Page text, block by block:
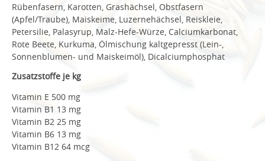
Rübenfasern, Karotten, Grashächsel, Obstfasern
(Apfel/Traube), Maiskeime, Luzernehächsel, Reiskleie,
Petersilie, Palasyrup, Malz-Hefe-Würze, Calciumkarbonat,
Rote Beete, Kurkuma, Ölmischung kaltgepresst (Lein-,
Sonnenblumen- und Maiskeimöl), Dicalciumphosphat
Zusatzstoffe je kg
Vitamin E 500 mg
Vitamin B1 13 mg
Vitamin B2 25 mg
Vitamin B6 13 mg
Vitamin B12 64 mcg